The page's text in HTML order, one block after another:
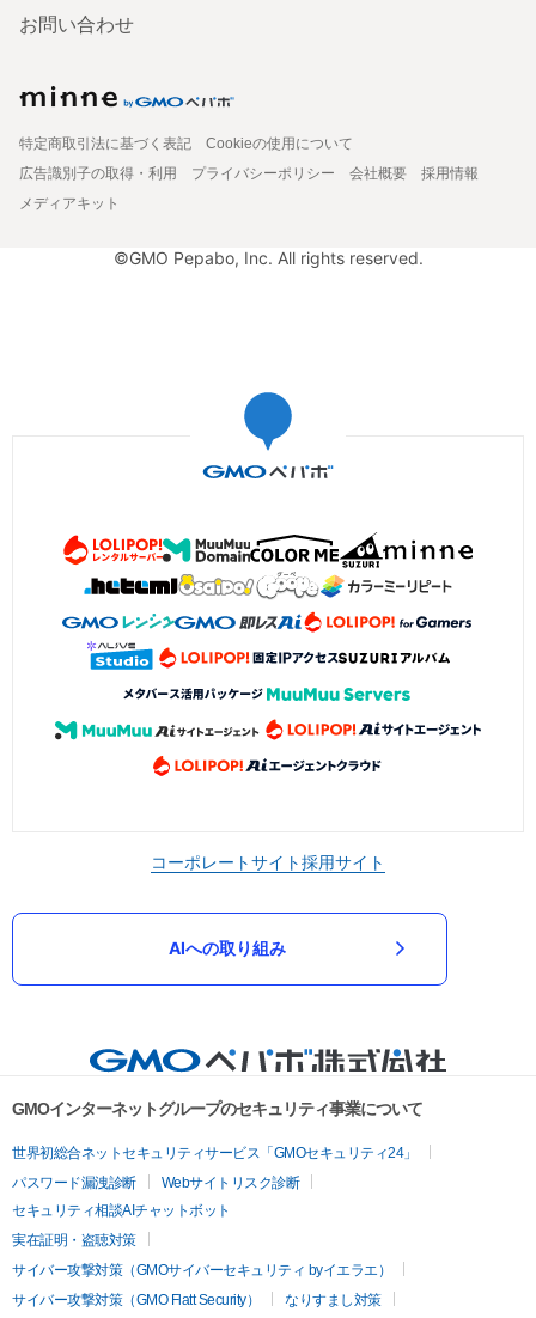
お問い合わせ
特定商取引法に基づく表記
Cookieの使用について
広告識別子の取得・利用
プライバシーポリシー 会社概要
採用情報
メディアキット
©GMO Pepabo, Inc. All rights reserved.
コーポレートサイト採用サイト
AIへの取り組み
GMOインターネットグループのセキュリティ事業について
世界初総合ネットセキュリティサービス「GMOセキュリティ24」
パスワード漏洩診断
Webサイトリスク診断
セキュリティ相談AIチャットボット
実在証明・盗聴対策
サイバー攻撃対策（GMOサイバーセキュリティ byイエラエ）
サイバー攻撃対策（GMO Flatt Security）
なりすまし対策